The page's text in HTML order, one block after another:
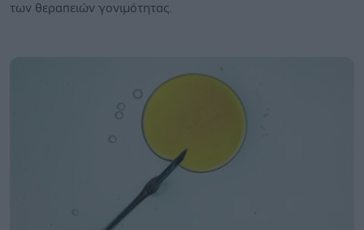
των θεραπειών γονιμότητας.